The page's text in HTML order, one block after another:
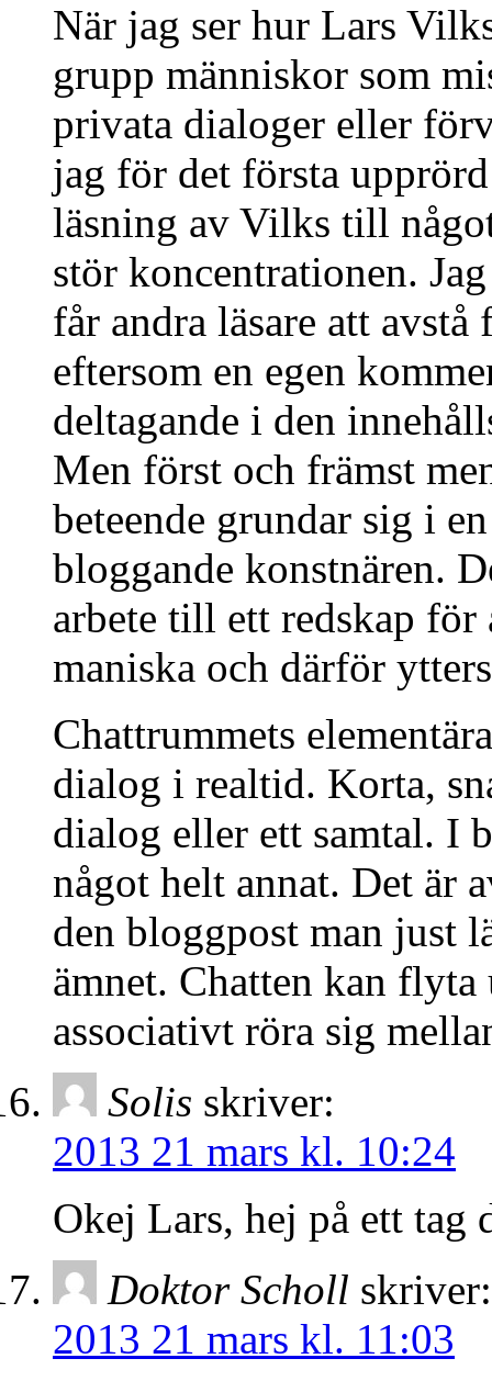
När jag ser hur Lars
grupp människor som
privata dialoger eller
jag för det första
läsning av Vilks till
stör koncentrationen.
får andra läsare att
eftersom en egen
deltagande i den
Men först och främst
beteende grundar sig i
bloggande konstnären.
arbete till ett redskap
maniska och därför
Chattrummets
dialog i realtid. Korta,
dialog eller ett samtal. I
något helt annat. Det är
den bloggpost man just
ämnet. Chatten kan
associativt röra sig
Solis skriver:
2013 21 mars kl. 10:24
Okej Lars, hej på ett tag
Doktor Scholl skriver:
2013 21 mars kl. 11:03